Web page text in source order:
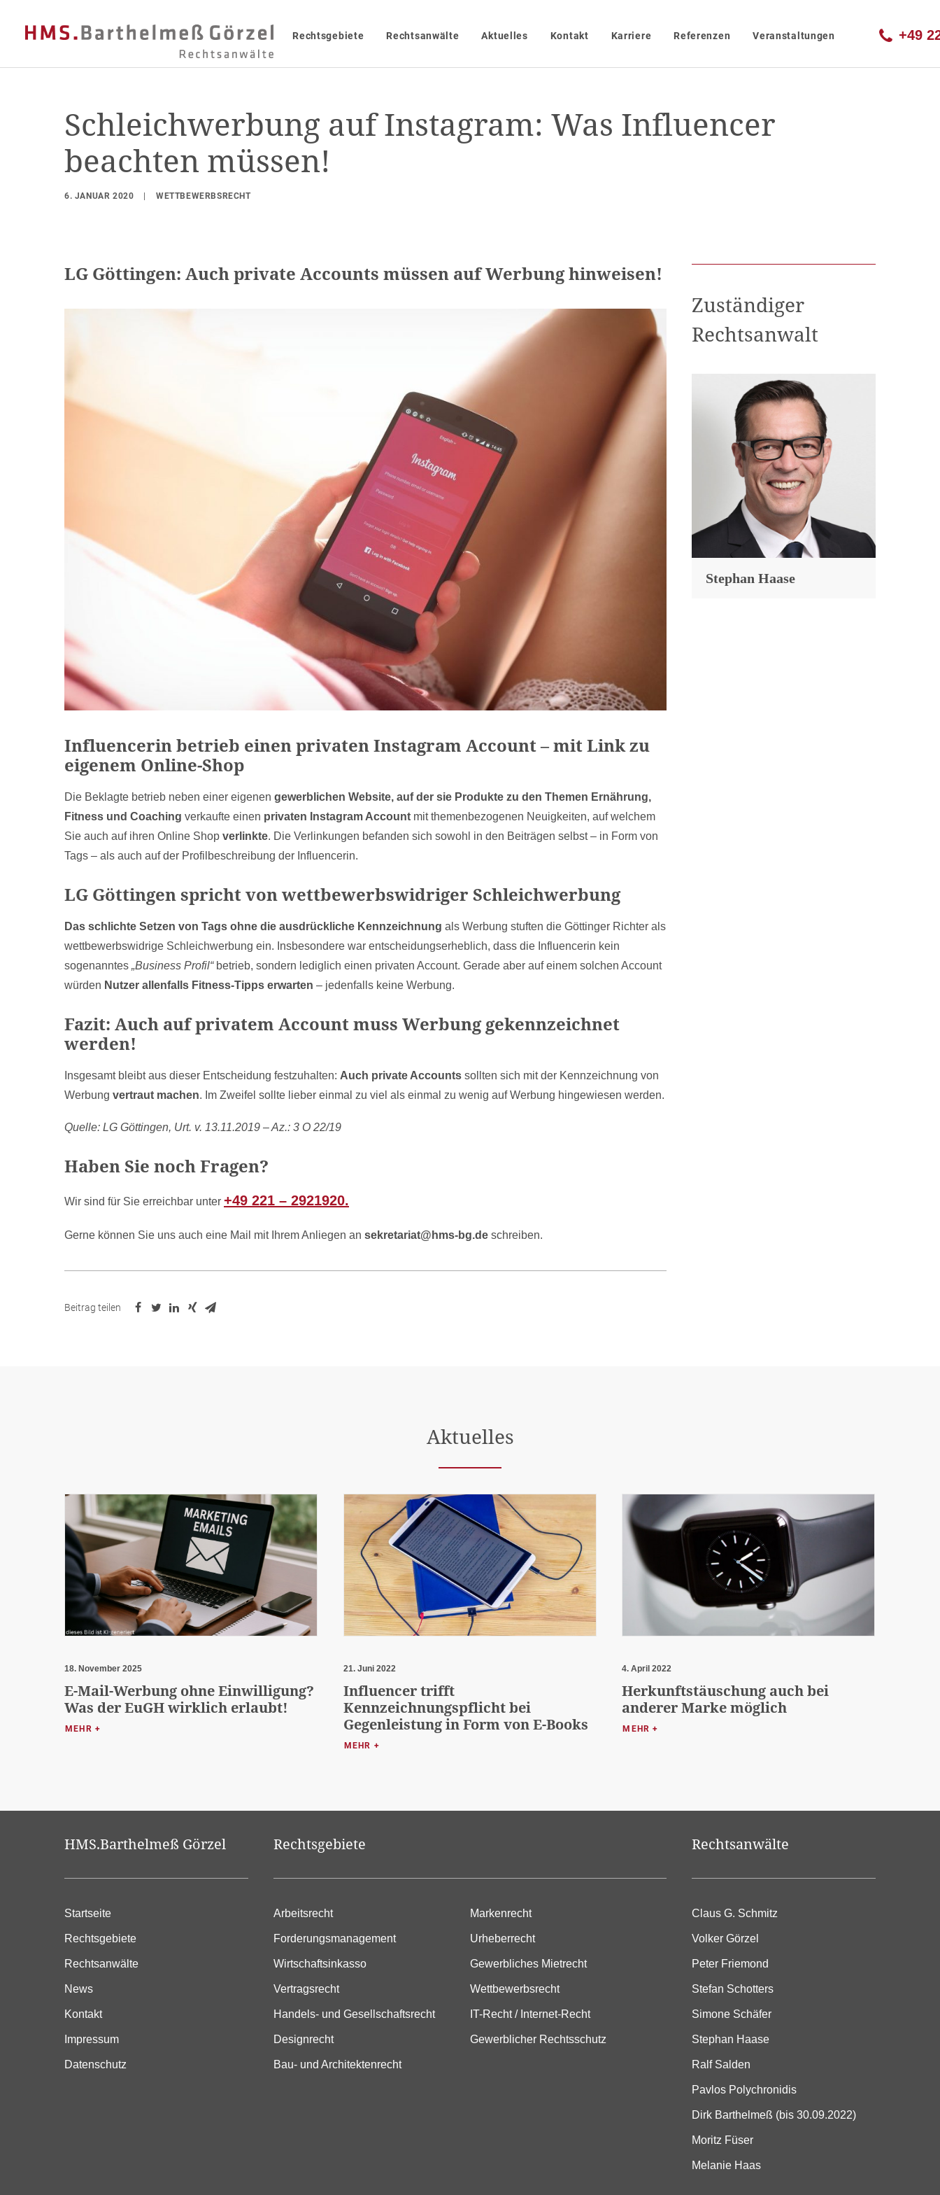
Rechtsgebiete Rechtsanwälte Aktuelles Kontakt Karriere Referenzen Veranstaltungen +49
Schleichwerbung auf Instagram: Was Influencer
beachten müssen!
6. JANUAR 2020 WETTBEWERBSRECHT
LG Göttingen: Auch private Accounts müssen auf Werbung hinweisen!
Influencerin betrieb einen privaten Instagram Account – mit Link zu
eigenem Online-Shop
Die Beklagte betrieb neben einer eigenen gewerblichen Website, auf der sie Produkte zu den Themen Ernährung,
Fitness und Coaching verkaufte einen privaten Instagram Account mit themenbezogenen Neuigkeiten, auf welchem
Sie auch auf ihren Online Shop verlinkte. Die Verlinkungen befanden sich sowohl in den Beiträgen selbst – in Form von
Tags – als auch auf der Profilbeschreibung der Influencerin.
LG Göttingen spricht von wettbewerbswidriger Schleichwerbung
Das schlichte Setzen von Tags ohne die ausdrückliche Kennzeichnung als Werbung stuften die Göttinger Richter als
wettbewerbswidrige Schleichwerbung ein. Insbesondere war entscheidungserheblich, dass die Influencerin kein
sogenanntes „Business Profil“betrieb, sondern lediglich einen privaten Account. Gerade aber auf einem solchen Account
würden Nutzer allenfalls Fitness-Tipps erwarten – jedenfalls keine Werbung.
Fazit: Auch auf privatem Account muss Werbung gekennzeichnet
werden!
Insgesamt bleibt aus dieser Entscheidung festzuhalten: Auch private Accounts sollten sich mit der Kennzeichnung von
Werbung vertraut machen. Im Zweifel sollte lieber einmal zu viel als einmal zu wenig auf Werbung hingewiesen werden.
Quelle: LG Göttingen, Urt. v. 13.11.2019 – Az.: 3 O 22/19
Haben Sie noch Fragen?
Wir sind für Sie erreichbar unter +49 221 – 2921920.
Gerne können Sie uns auch eine Mail mit Ihrem Anliegen an sekretariat@hms-bg.de schreiben.
Beitrag teilen
Zuständiger
Rechtsanwalt
Stephan Haase
Aktuelles
18. November 2025
E-Mail-Werbung ohne Einwilligung?
Was der EuGH wirklich erlaubt!
MEHR +
21. Juni 2022
Influencer trifft
Kennzeichnungspflicht bei
Gegenleistung in Form von E-Books
MEHR +
4. April 2022
Herkunftstäuschung auch bei
anderer Marke möglich
MEHR +
HMS.Barthelmeß Görzel
Startseite
Rechtsgebiete
Rechtsanwälte
News
Kontakt
Impressum
Datenschutz
Rechtsgebiete
Arbeitsrecht Markenrecht
Forderungsmanagement Urheberrecht
Wirtschaftsinkasso Gewerbliches Mietrecht
Vertragsrecht Wettbewerbsrecht
Handels- und Gesellschaftsrecht IT-Recht / Internet-Recht
Designrecht Gewerblicher Rechtsschutz
Bau- und Architektenrecht
Rechtsanwälte
Claus G. Schmitz
Volker Görzel
Peter Friemond
Stefan Schotters
Simone Schäfer
Stephan Haase
Ralf Salden
Pavlos Polychronidis
Dirk Barthelmeß (bis 30.09.2022)
Moritz Füser
Melanie Haas